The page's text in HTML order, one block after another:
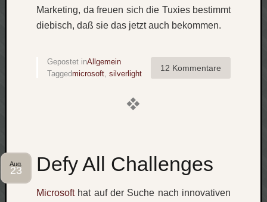
Marketing, da freuen sich die Tuxies bestimmt
diebisch, daß sie das jetzt auch bekommen.
12 Kommentare
Gepostet inAllgemein
Taggedmicrosoft silverlight
Defy All Challenges
Aug.
23
Microsofthat auf der Suche nach innovativen